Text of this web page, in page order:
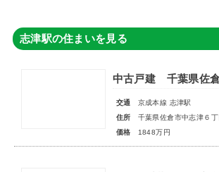
志津駅の住まいを見る
交通
京成本線 志津駅
住所
千葉県佐倉市中志津６丁
価格
1848万円